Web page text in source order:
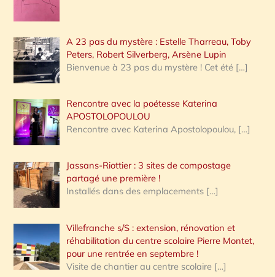
A 23 pas du mystère : Estelle Tharreau, Toby
Peters, Robert Silverberg, Arsène Lupin
Bienvenue à 23 pas du mystère ! Cet été […]
Rencontre avec la poétesse Katerina
APOSTOLOPOULOU
Rencontre avec Katerina Apostolopoulou, […]
Jassans-Riottier : 3 sites de compostage
partagé une première !
Installés dans des emplacements […]
Villefranche s/S : extension, rénovation et
réhabilitation du centre scolaire Pierre Montet,
pour une rentrée en septembre !
Visite de chantier au centre scolaire […]